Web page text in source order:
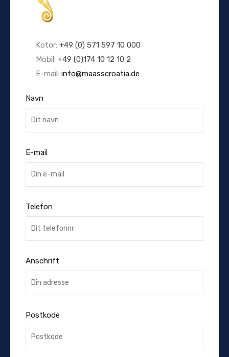
Kotor: +49 (0) 571 597 10 000
Mobil: +49 (0)174 10 12 10 2
E-mail: info@maasscroatia.de
Navn
E-mail
Telefon
Anschrift
Postkode